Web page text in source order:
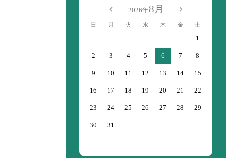
2026年8月
日 月 火 水 木 金 土
1
2 3 4 5 6 7 8
9 10 11 12 13 14 15
16 17 18 19 20 21 22
23 24 25 26 27 28 29
30 31